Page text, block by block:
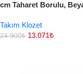
cm Taharet Borulu,
Takım Klozet
24.900₺ 13.071₺